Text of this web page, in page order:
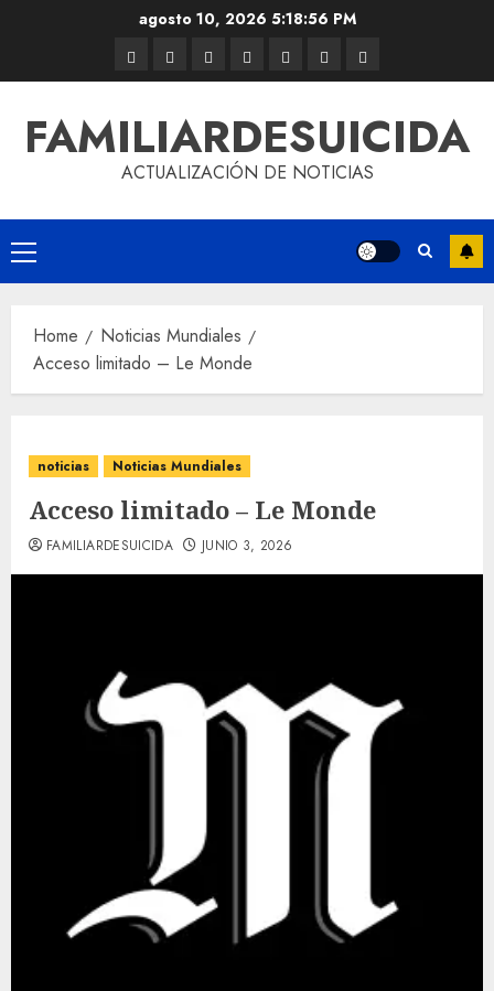
agosto 10, 2026 5:18:56 PM
FAMILIARDESUICIDA
ACTUALIZACIÓN DE NOTICIAS
Home
Noticias Mundiales
Acceso limitado – Le Monde
noticias Noticias Mundiales
Acceso limitado – Le Monde
FAMILIARDESUICIDA JUNIO 3, 2026